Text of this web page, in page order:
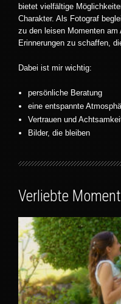
bietet vielfältige
Charakter. Als Fotograf
zu den leisen Momenten
Erinnerungen zu schaffen,
Dabei ist mir wichtig:
persönliche Beratung
eine entspannte
Vertrauen und
Bilder, die bleiben
Verliebte